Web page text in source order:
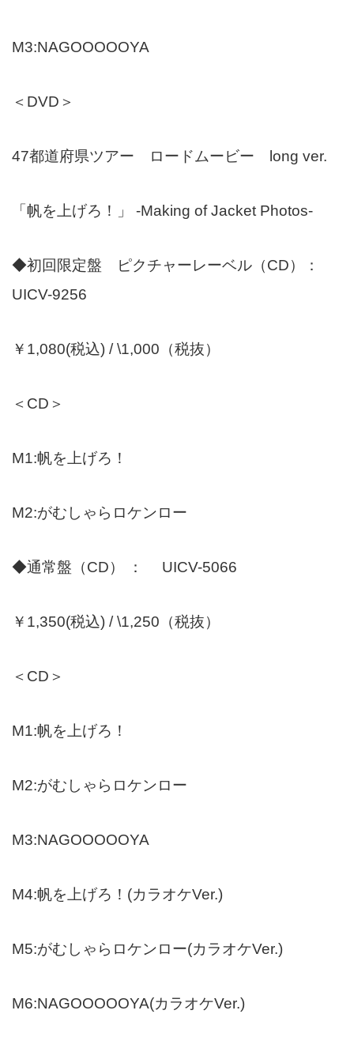
M3:NAGOOOOOYA
＜DVD＞
47都道府県ツアー ロードムービー long ver.
「帆を上げろ！」 -Making of Jacket Photos-
◆初回限定盤 ピクチャーレーベル（CD）：
UICV-9256
￥1,080(税込) / \1,000（税抜）
＜CD＞
M1:帆を上げろ！
M2:がむしゃらロケンロー
◆通常盤（CD） ： UICV-5066
￥1,350(税込) / \1,250（税抜）
＜CD＞
M1:帆を上げろ！
M2:がむしゃらロケンロー
M3:NAGOOOOOYA
M4:帆を上げろ！(カラオケVer.)
M5:がむしゃらロケンロー(カラオケVer.)
M6:NAGOOOOOYA(カラオケVer.)